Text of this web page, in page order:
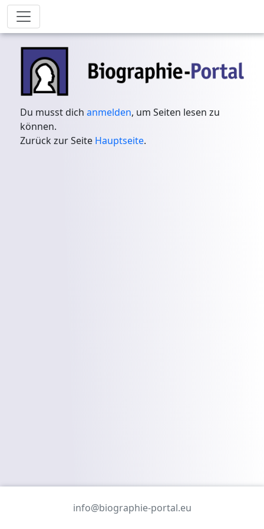
Du musst dichanmelden, um Seiten lesen zu
können.
Zurück zur Seite Hauptseite.
info@biographie-portal.eu